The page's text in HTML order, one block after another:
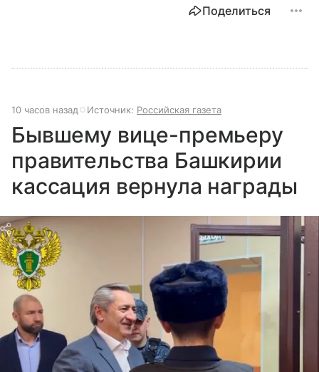
Поделиться
10 часов назад Источник: Российская газета
Бывшему вице-премьеру
правительства Башкирии
кассация вернула награды